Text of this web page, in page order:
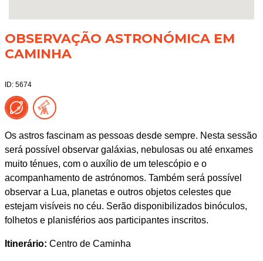
OBSERVAÇÃO ASTRONÓMICA EM
CAMINHA
ID: 5674
Os astros fascinam as pessoas desde sempre. Nesta sessão
será possível observar galáxias, nebulosas ou até enxames
muito ténues, com o auxílio de um telescópio e o
acompanhamento de astrónomos. Também será possível
observar a Lua, planetas e outros objetos celestes que
estejam visíveis no céu. Serão disponibilizados binóculos,
folhetos e planisférios aos participantes inscritos.
Itinerário: Centro de Caminha